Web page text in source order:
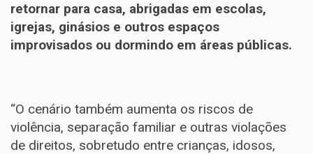
retornar para casa, abrigadas em escolas,
igrejas, ginásios e outros espaços
improvisados ou dormindo em áreas públicas.
“O cenário também aumenta os riscos de
violência, separação familiar e outras violações
de direitos, sobretudo entre crianças, idosos,